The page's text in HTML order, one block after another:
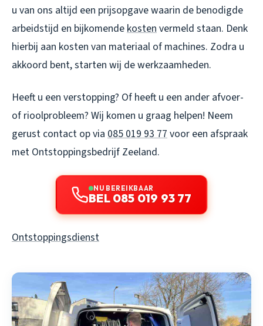
u van ons altijd een prijsopgave waarin de benodigde
arbeidstijd en bijkomende kosten vermeld staan. Denk
hierbij aan kosten van materiaal of machines. Zodra u
akkoord bent, starten wij de werkzaamheden.
Heeft u een verstopping? Of heeft u een ander afvoer-
of rioolprobleem? Wij komen u graag helpen! Neem
gerust contact op via 085 019 93 77 voor een afspraak
met Ontstoppingsbedrijf Zeeland.
NU BEREIKBAAR
BEL 085 019 93 77
Ontstoppingsdienst